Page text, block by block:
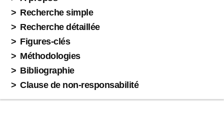
Recherche simple
Recherche détaillée
Figures-clés
Méthodologies
Bibliographie
Clause de non-responsabilité